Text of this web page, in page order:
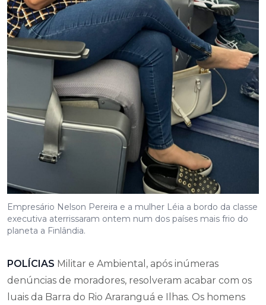
Empresário Nelson Pereira e a mulher Léia a bordo da classe
executiva aterrissaram ontem num dos países mais frio do
planeta a Finlândia.
POLÍCIAS Militar e Ambiental, após inúmeras
denúncias de moradores, resolveram acabar com os
luais da Barra do Rio Araranguá e Ilhas. Os homens